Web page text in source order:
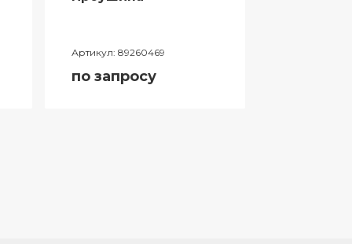
Артикул: 89260469
по запросу